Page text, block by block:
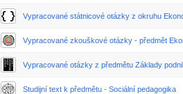
Vypracované státnicové otázky z okruhu
Vypracované zkouškové otázky - předmět
Vypracované otázky z předmětu Základy
Studijní text k předmětu - Sociální pedagogika